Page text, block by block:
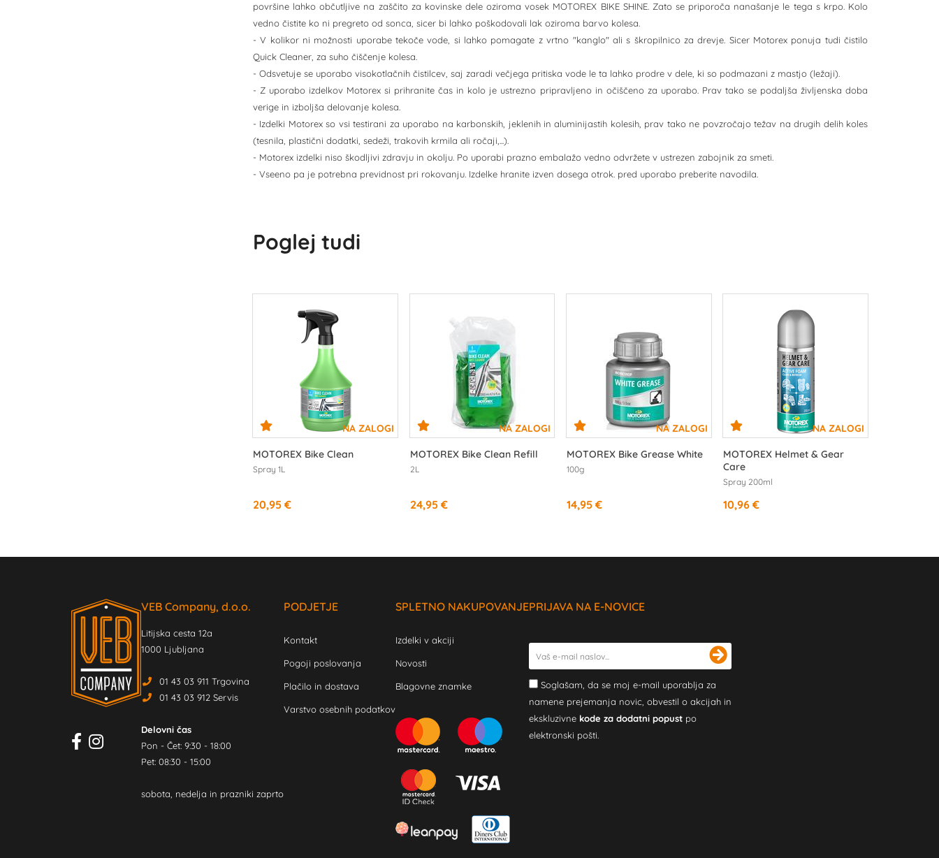
površine lahko občutljive na zaščito za kovinske dele oziroma vosek MOTOREX BIKE SHINE. Zato se priporoča nanašanje le tega s krpo. Kolo
vedno čistite ko ni pregreto od sonca, sicer bi lahko poškodovali lak oziroma barvo kolesa.
- V kolikor ni možnosti uporabe tekoče vode, si lahko pomagate z vrtno "kanglo" ali s škropilnico za drevje. Sicer Motorex ponuja tudi čistilo
Quick Cleaner, za suho čiščenje kolesa.
- Odsvetuje se uporabo visokotlačnih čistilcev, saj zaradi večjega pritiska vode le ta lahko prodre v dele, ki so podmazani z mastjo (ležaji).
- Z uporabo izdelkov Motorex si prihranite čas in kolo je ustrezno pripravljeno in očiščeno za uporabo. Prav tako se podaljša življenska doba
verige in izboljša delovanje kolesa.
- Izdelki Motorex so vsi testirani za uporabo na karbonskih, jeklenih in aluminijastih kolesih, prav tako ne povzročajo težav na drugih delih koles
(tesnila, plastični dodatki, sedeži, trakovih krmila ali ročaji,...).
- Motorex izdelki niso škodljivi zdravju in okolju. Po uporabi prazno embalažo vedno odvržete v ustrezen zabojnik za smeti.
- Vseeno pa je potrebna previdnost pri rokovanju. Izdelke hranite izven dosega otrok. pred uporabo preberite navodila.
Poglej tudi
MOTOREX Bike Clean
Spray 1L
20,95 €
MOTOREX Bike Clean Refill
2L
24,95 €
MOTOREX Bike Grease White
100g
14,95 €
MOTOREX Helmet & Gear
Care
Spray 200ml
10,96 €
VEB Company, d.o.o.
Litijska cesta 12a
1000 Ljubljana
01 43 03 911 Trgovina
01 43 03 912 Servis
Delovni čas
Pon - Čet: 9:30 - 18:00
Pet: 08:30 - 15:00
sobota, nedelja in prazniki zaprto
PODJETJE
Kontakt
Pogoji poslovanja
Plačilo in dostava
Varstvo osebnih podatkov
SPLETNO NAKUPOVANJE
Izdelki v akciji
Novosti
Blagovne znamke
PRIJAVA NA E-NOVICE
Soglašam, da se moj e-mail uporablja za
namene prejemanja novic, obvestil o akcijah in
ekskluzivne kode za dodatni popust po
elektronski pošti.